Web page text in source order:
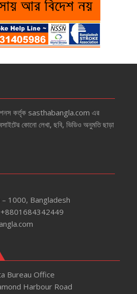
কর্তৃক sasthabangla.com এর
কোনো লেখা, ছবি, ভিডিও অনুমতি ছাড়া
1000, Bangladesh
+8801684342449
Bureau Office
Harbour Road